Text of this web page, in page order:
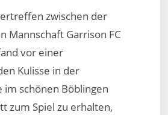
zwischen der
Mannschaft Garrison FC
vor einer
Kulisse in der
im schönen Böblingen
zum Spiel zu erhalten,